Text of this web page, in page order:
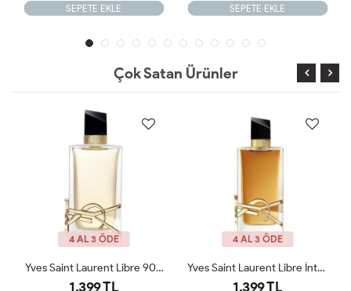
SEPETE EKLE SEPETE EKLE
Çok Satan Ürünler
Yves Saint Laurent Libre 90 ML Kadın Tester Parfüm Yves Saint Laurent Libre İntence 90 ML Tester